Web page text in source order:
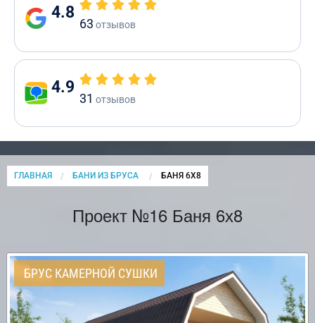
4.8
63 отзывов
4.9
31 отзывов
ГЛАВНАЯ БАНИ ИЗ БРУСА CURRENT:
БАНЯ 6Х8
Проект №16 Баня 6х8
БРУС КАМЕРНОЙ СУШКИ